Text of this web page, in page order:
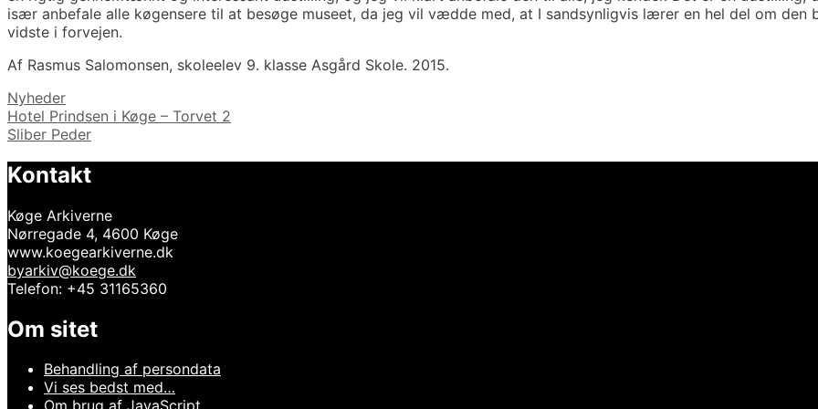
især anbefale alle køgensere til at besøge museet, da jeg vil vædde med, at I sandsynligvis lærer en hel del om den
vidste i forvejen.
Af Rasmus Salomonsen, skoleelev 9. klasse Asgård Skole. 2015.
Kategorier
Nyheder
Indlægsnavigation
Hotel Prindsen i Køge – Torvet 2
Sliber Peder
Kontakt
Køge Arkiverne
Nørregade 4, 4600 Køge
www.koegearkiverne.dk
byarkiv@koege.dk
Telefon: +45 31165360
Om sitet
Behandling af persondata
Vi ses bedst med…